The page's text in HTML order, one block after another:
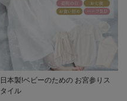
日本製!ベビーのための お宮参りス
タイル